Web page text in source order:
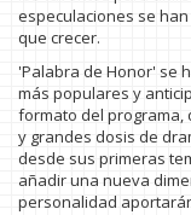
especulaciones se
que crecer.
'Palabra de Honor' se
más populares y
formato del programa,
y grandes dosis de
desde sus primeras
añadir una nueva
personalidad